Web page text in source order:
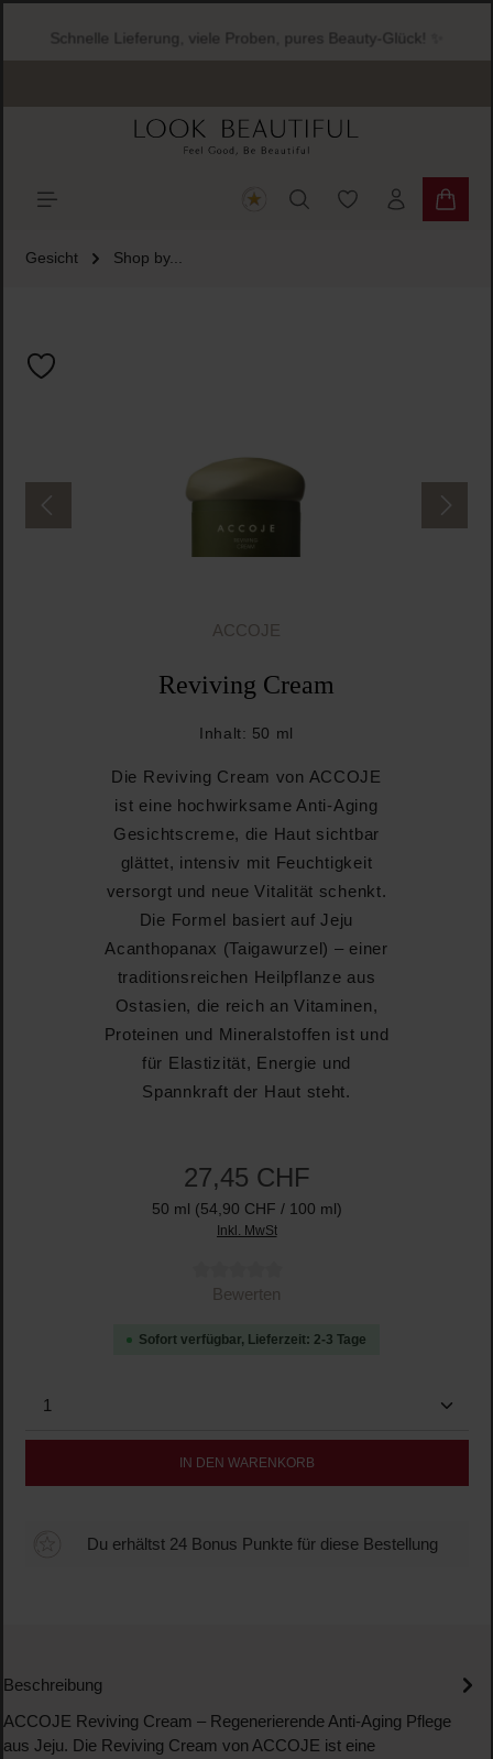
Schnelle Lieferung, viele Proben, pures Beauty-Glück! ✨
Gesicht Shop by...
ACCOJE
Reviving Cream
Inhalt: 50 ml
Die Reviving Cream von ACCOJE
ist eine hochwirksame Anti-Aging
Gesichtscreme, die Haut sichtbar
glättet, intensiv mit Feuchtigkeit
versorgt und neue Vitalität schenkt.
Die Formel basiert auf Jeju
Acanthopanax (Taigawurzel) – einer
traditionsreichen Heilpflanze aus
Ostasien, die reich an Vitaminen,
Proteinen und Mineralstoffen ist und
für Elastizität, Energie und
Spannkraft der Haut steht.
27,45 CHF
50 ml (54,90 CHF / 100 ml)
Inkl. MwSt
Durchschnittliche Bewertung von 0 von 5 Sternen
Bewerten
Sofort verfügbar, Lieferzeit: 2-3 Tage
Produkt Anzahl: Gib den gewünschten Wert ein
IN DEN WARENKORB
Du erhältst 24 Bonus Punkte für diese Bestellung
Beschreibung
ACCOJE Reviving Cream – Regenerierende Anti-Aging Pflege
aus Jeju. Die Reviving Cream von ACCOJE ist eine